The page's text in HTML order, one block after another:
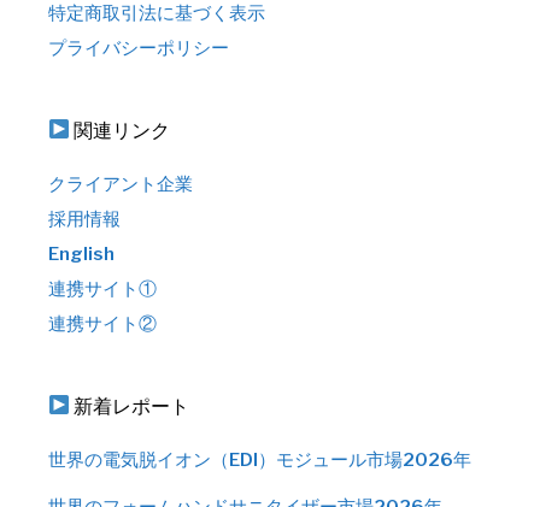
特定商取引法に基づく表示
プライバシーポリシー
関連リンク
クライアント企業
採用情報
English
連携サイト①
連携サイト②
新着レポート
世界の電気脱イオン（EDI）モジュール市場2026年